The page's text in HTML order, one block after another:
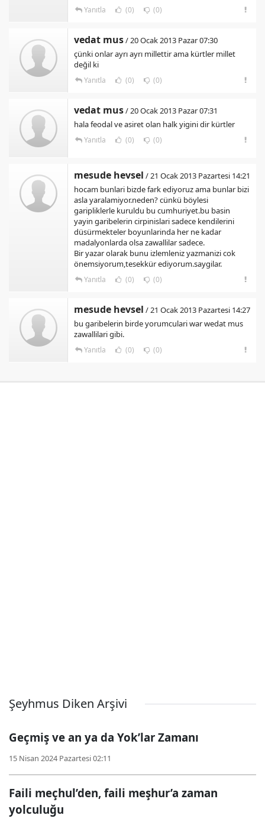
Yanıtla (0) (0)
vedat mus/ 20 Ocak 2013 Pazar 07:30
çünki onlar ayrı ayrı millettir ama kürtler millet
değil ki
Yanıtla (0) (0)
vedat mus/ 20 Ocak 2013 Pazar 07:31
hala feodal ve asiret olan halk yigini dir kürtler
Yanıtla (0) (0)
mesude hevsel / 21 Ocak 2013 Pazartesi 14:21
hocam bunlari bizde fark ediyoruz ama bunlar bizi
asla yaralamiyor.neden? cünkü böylesi
garipliklerle kuruldu bu cumhuriyet.bu basin
yayin garibelerin cirpinislari sadece kendilerini
düsürmekteler boyunlarinda her ne kadar
madalyonlarda olsa zawallilar sadece.
Bir yazar olarak bunu izlemleniz yazmanizi cok
önemsiyorum,tesekkür ediyorum.saygilar.
Yanıtla (0) (0)
mesude hevsel / 21 Ocak 2013 Pazartesi 14:27
bu garibelerin birde yorumculari war wedat mus
zawallilari gibi.
Yanıtla (0) (0)
Şeyhmus Diken Arşivi
Geçmiş ve an ya da Yok’lar Zamanı
15 Nisan 2024 Pazartesi 02:11
Faili meçhul’den, faili meşhur’a zaman
yolculuğu